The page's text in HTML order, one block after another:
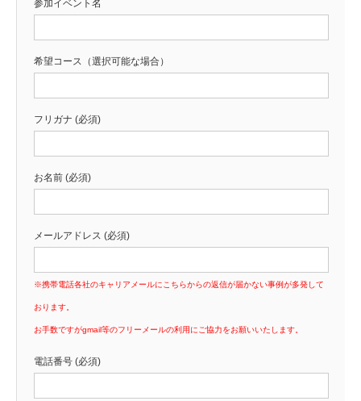
参加イベント名
希望コース（選択可能な場合）
フリガナ (必須)
お名前 (必須)
メールアドレス (必須)
※携帯電話各社のキャリアメールにこちらからの返信が届かない事例が多発して
おります。
お手数ですがgmail等のフリーメールの利用にご協力をお願いいたします。
電話番号 (必須)